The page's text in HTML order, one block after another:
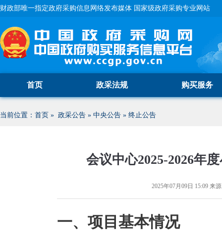
财政部唯一指定政府采购信息网络发布媒体 国家级政府采购专业网站
首页 政采法规 购买服务
当前位置： 首页 » 政采公告 » 中央公告 » 终止公告
会议中心2025-2026年
2025年07月09日 15:09 来
一、项目基本情况